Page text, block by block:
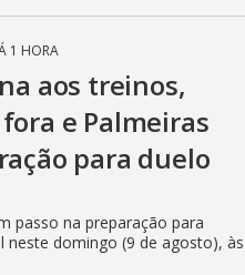
1 HORA
aos treinos,
e Palmeiras
para duelo
passo na preparação para
neste domingo (9 de agosto), às